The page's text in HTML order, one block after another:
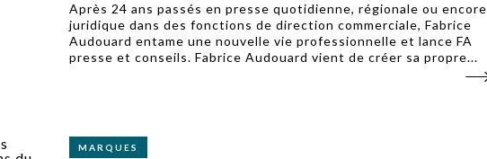
Après 24 ans passés en presse quotidienne, régionale ou encore
juridique dans des fonctions de direction commerciale, Fabrice
Audouard entame une nouvelle vie professionnelle et lance FA
presse et conseils. Fabrice Audouard vient de créer sa propre...
MARQUES